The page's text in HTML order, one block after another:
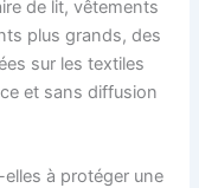
de lit, vêtements
plus grands, des
sur les textiles
et sans diffusion
à protéger une